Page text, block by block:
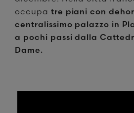
occupa tre piani con
centralissimo palazzo in
a pochi passi dalla
Dame.